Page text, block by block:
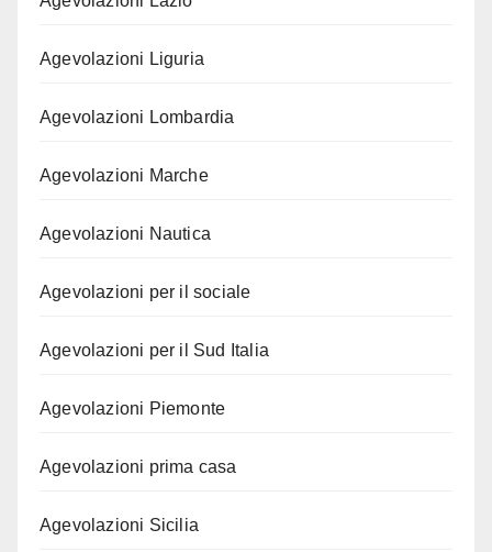
Agevolazioni Liguria
Agevolazioni Lombardia
Agevolazioni Marche
Agevolazioni Nautica
Agevolazioni per il sociale
Agevolazioni per il Sud Italia
Agevolazioni Piemonte
Agevolazioni prima casa
Agevolazioni Sicilia